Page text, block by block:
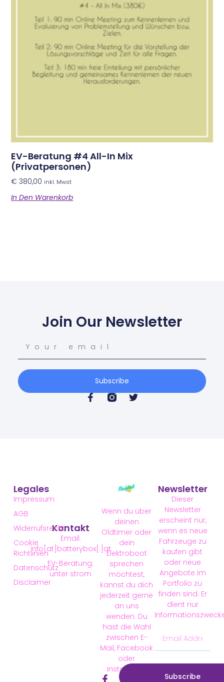
EV-Beratung #4 All-In Mix
(Privatpersonen)
€ 380,00 inkl. Mwst
In Den Warenkorb
Join Our Newsletter
Subscribe
Wenn du über
deinen
Oldtimer oder
dein
Elektroboot
sprechen
möchtest,
kannst du dich
jederzeit gerne
an uns
wenden. Du
hast die Wahl
zwischen E-
Mail, Facebook
oder
Instagram.
Legales
Impressum
AGB
Widerrufsrecht
Cookie
Richtlinien
Datenschutz
Disclaimer
Kontakt
Email:
info[at]batterybox[.]at
EV-Beratung:
unter strom
Newsletter
Dieser
Newsletter
erscheint nur,
wenn es neue
Fahrzeuge zu
kaufen gibt
oder neue
Angebote im
Portfolio zu
finden sind. Er
dient nur
Subscribe